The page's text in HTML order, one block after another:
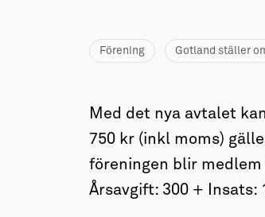
Förening Gotland ställer
Med det nya avtalet
750 kr (inkl moms)
föreningen blir medlem
Årsavgift: 300 +